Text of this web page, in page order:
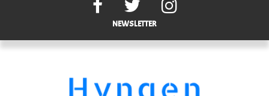
NEWSLETTER